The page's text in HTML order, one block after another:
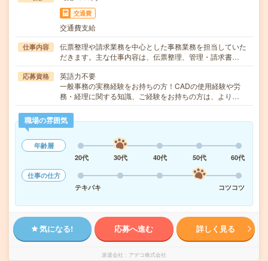
交通費
交通費支給
仕事内容
伝票整理や請求業務を中心とした事務業務を担当していた
だきます。主な仕事内容は、伝票整理、管理・請求書…
応募資格
英語力不要
一般事務の実務経験をお持ちの方！CADの使用経験や労
務・経理に関する知識、ご経験をお持ちの方は、より…
職場の雰囲気
年齢層
20代
30代 40代 50代
60代
仕事の仕方
テキパキ
コツコツ
気になる! 応募へ進む 詳しく見る
派遣会社 アデコ株式会社